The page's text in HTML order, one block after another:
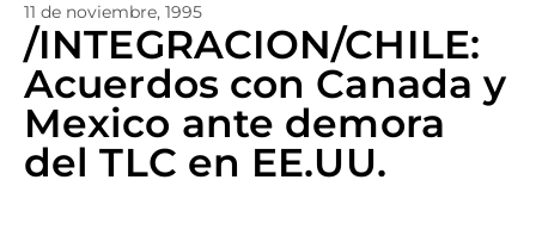
11 de noviembre, 1995
/INTEGRACION/CHILE:
Acuerdos con Canada y
Mexico ante demora
del TLC en EE.UU.